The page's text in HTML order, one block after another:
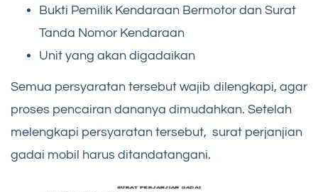
Bukti Pemilik Kendaraan Bermotor dan Surat
Tanda Nomor Kendaraan
Unit yang akan digadaikan
Semua persyaratan tersebut wajib dilengkapi, agar
proses pencairan dananya dimudahkan. Setelah
melengkapi persyaratan tersebut, surat perjanjian
gadai mobil harus ditandatangani.